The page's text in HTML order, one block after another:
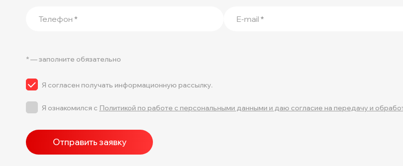
Телефон * E-mail *
* — заполните обязательно
Я согласен получать информационную рассылку.
Я ознакомился с Политикой по работе с персональными данными и даю согласие на передачу и
Отправить заявку